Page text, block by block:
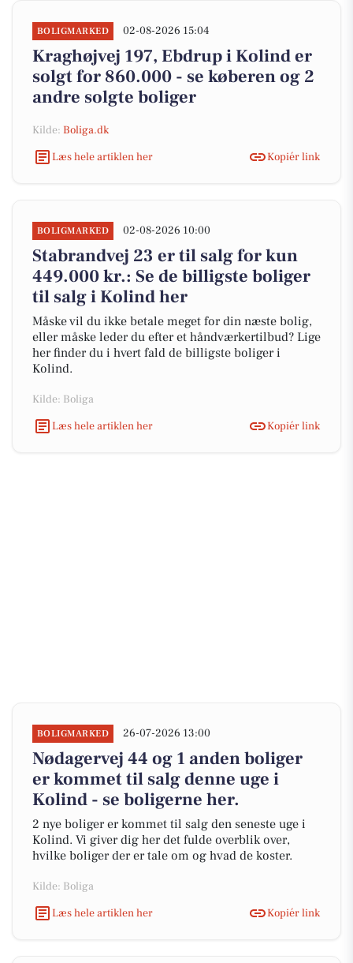
BOLIGMARKED 02-08-2026 15:04
Kraghøjvej 197, Ebdrup i Kolind er
solgt for 860.000 - se køberen og 2
andre solgte boliger
Kilde: Boliga.dk
Læs hele artiklen her
Kopiér link
BOLIGMARKED 02-08-2026 10:00
Stabrandvej 23 er til salg for kun
449.000 kr.: Se de billigste boliger
til salg i Kolind her
Måske vil du ikke betale meget for din næste bolig,
eller måske leder du efter et håndværkertilbud? Lige
her finder du i hvert fald de billigste boliger i
Kolind.
Kilde: Boliga
Læs hele artiklen her
Kopiér link
BOLIGMARKED 26-07-2026 13:00
Nødagervej 44 og 1 anden boliger
er kommet til salg denne uge i
Kolind - se boligerne her.
2 nye boliger er kommet til salg den seneste uge i
Kolind. Vi giver dig her det fulde overblik over,
hvilke boliger der er tale om og hvad de koster.
Kilde: Boliga
Læs hele artiklen her
Kopiér link